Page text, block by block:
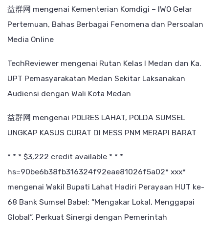
益群网 mengenai Kementerian Komdigi – IWO Gelar
Pertemuan, Bahas Berbagai Fenomena dan Persoalan
Media Online
TechReviewer mengenai Rutan Kelas I Medan dan Ka.
UPT Pemasyarakatan Medan Sekitar Laksanakan
Audiensi dengan Wali Kota Medan
益群网 mengenai POLRES LAHAT, POLDA SUMSEL
UNGKAP KASUS CURAT DI MESS PNM MERAPI BARAT
* * * $3,222 credit available * * *
hs=90be6b38fb316324f92eae81026f5a02* ххх*
mengenai Wakil Bupati Lahat Hadiri Perayaan HUT ke-
68 Bank Sumsel Babel: “Mengakar Lokal, Menggapai
Global”, Perkuat Sinergi dengan Pemerintah